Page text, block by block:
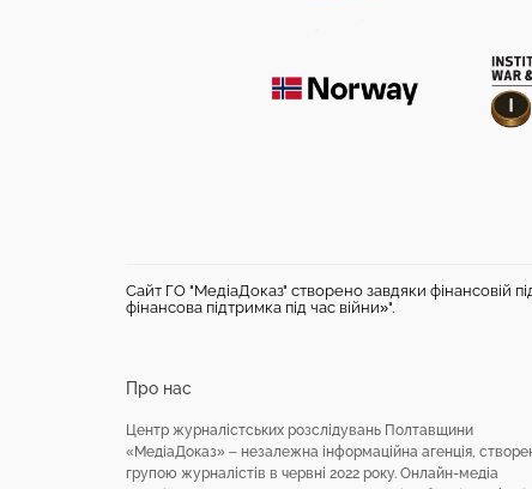
Сайт ГО "МедіаДоказ" створено завдяки фінансовій
фінансова підтримка під час війни»".
Про нас
Центр журналістських розслідувань Полтавщини
«МедіаДоказ» – незалежна інформаційна агенція,
групою журналістів в червні 2022 року. Онлайн-медіа